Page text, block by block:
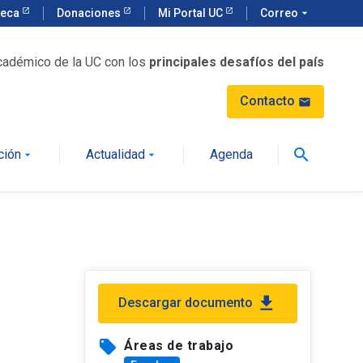
Donaciones Mi Portal UC Correo arrow_drop_down
de la UC con los principales desafíos del país
Contacto mail
arrow_drop_down Actualidad arrow_drop_down Agenda search
Descargar documento file_download
local_offer Áreas de trabajo